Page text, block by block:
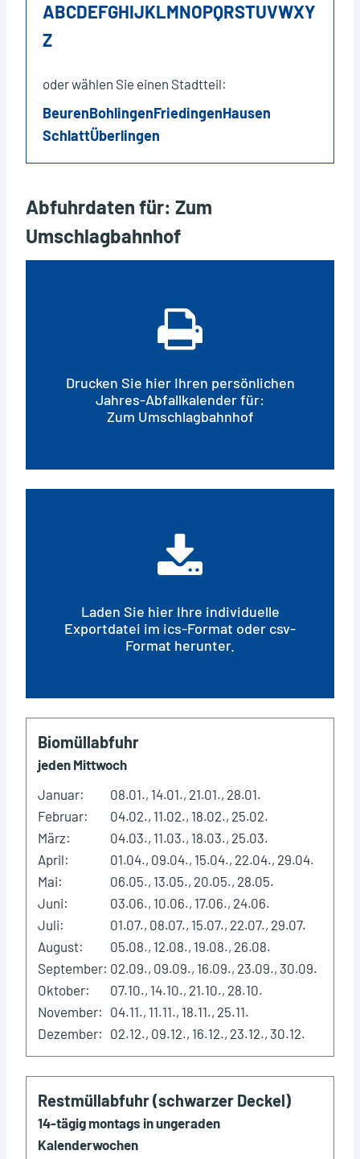
ABCDEFGHIJKLMNOPQRSTUVWXY
Z
oder wählen Sie einen Stadtteil:
BeurenBohlingenFriedingenHausen
SchlattÜberlingen
Abfuhrdaten für: Zum
Umschlagbahnhof
Drucken Sie hier Ihren persönlichen
Jahres-Abfallkalender für:
Zum Umschlagbahnhof
Laden Sie hier Ihre individuelle
Exportdatei im ics-Format oder csv-
Format herunter.
Biomüllabfuhr
jeden Mittwoch
Januar:
08.01., 14.01., 21.01., 28.01.
Februar:
04.02., 11.02., 18.02., 25.02.
März:
04.03., 11.03., 18.03., 25.03.
April:
01.04., 09.04., 15.04., 22.04., 29.04.
Mai:
06.05., 13.05., 20.05., 28.05.
Juni:
03.06., 10.06., 17.06., 24.06.
Juli:
01.07., 08.07., 15.07., 22.07., 29.07.
August:
05.08., 12.08., 19.08., 26.08.
September: 02.09., 09.09., 16.09., 23.09., 30.09.
Oktober:
07.10., 14.10., 21.10., 28.10.
November: 04.11., 11.11., 18.11., 25.11.
Dezember: 02.12., 09.12., 16.12., 23.12., 30.12.
Restmüllabfuhr (schwarzer Deckel)
14-tägig montags in ungeraden
Kalenderwochen